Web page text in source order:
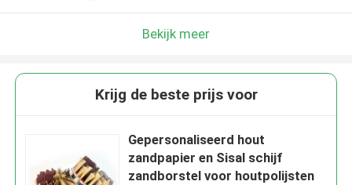
Bekijk meer
Krijg de beste prijs voor
Gepersonaliseerd hout
zandpapier en Sisal schijf
zandborstel voor houtpolijsten